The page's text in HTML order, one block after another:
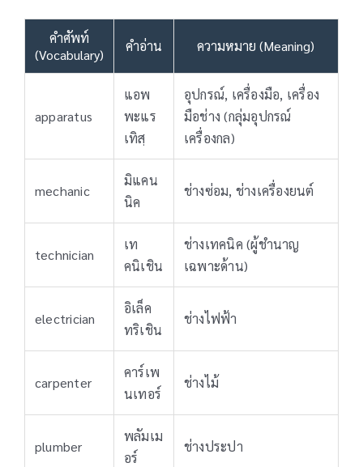
คำศัพท์
(Vocabulary)
คำอ่าน ความหมาย (Meaning)
apparatus
แอพ
พะแร
เทิสฺ
อุปกรณ์, เครื่องมือ, เครื่อง
มือช่าง (กลุ่มอุปกรณ์
เครื่องกล)
mechanic
มิแคน
นิค
ช่างซ่อม, ช่างเครื่องยนต์
technician
เท
คนิเชิน
ช่างเทคนิค (ผู้ชำนาญ
เฉพาะด้าน)
electrician
อิเล็ค
ทริเชิน
ช่างไฟฟ้า
carpenter
คาร์เพ
นเทอร์
ช่างไม้
plumber
พลัมเม
อร์
ช่างประปา